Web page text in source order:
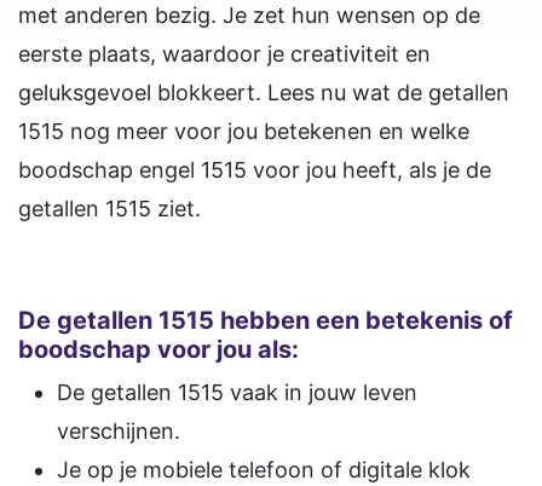
met anderen bezig. Je zet hun wensen op de
eerste plaats, waardoor je creativiteit en
geluksgevoel blokkeert. Lees nu wat de getallen
1515 nog meer voor jou betekenen en welke
boodschap engel 1515 voor jou heeft, als je de
getallen 1515 ziet.
De getallen 1515 hebben een betekenis of
boodschap voor jou als:
De getallen 1515 vaak in jouw leven
verschijnen.
Je op je mobiele telefoon of digitale klok